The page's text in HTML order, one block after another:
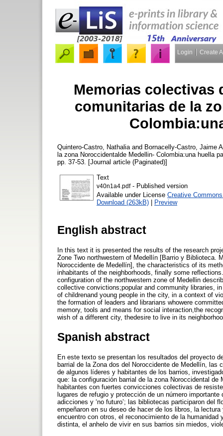
Login Create
Memorias colectivas
comunitarias de la
Quintero-Castro, Nathalia and Bornacelly-Castro, Jaime
la zona Noroccidentalde Medellin- Colombia:una huella
pp. 37-53. [Journal article (Paginated)]
Text
v40n1a4.pdf- Published version
Available under License Creative
Download (263kB) | Preview
English abstract
In this text it is presented the results of the research
Zone Two northwestern of Medellín [Barrio y Biblioteca.
Noroccidente de Medellín], the characteristics of its
inhabitants of the neighborhoods, finally some
configuration of the northwestern zone of Medellin
collective convictions;popular and community libraries,
of childrenand young people in the city, in a context of
the formation of leaders and librarians whowere
memory, tools and means for social interaction,the
wish of a different city, thedesire to live in its
Spanish abstract
En este texto se presentan los resultados del proyecto
barrial de la Zona dos del Noroccidente de Medellín,
de algunos líderes y habitantes de los barrios,
que: la configuración barrial de la zona Noroccidental
habitantes con fuertes convicciones colectivas de
lugares de refugio y protección de un número
adicciones y ‘no futuro’; las bibliotecas participaron del
empeñaron en su deseo de hacer de los libros, la
encuentro con otros, el reconocimiento de la
distinta, el anhelo de vivir en sus barrios sin miedos,